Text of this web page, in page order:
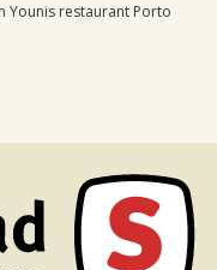
Younis restaurant Porto